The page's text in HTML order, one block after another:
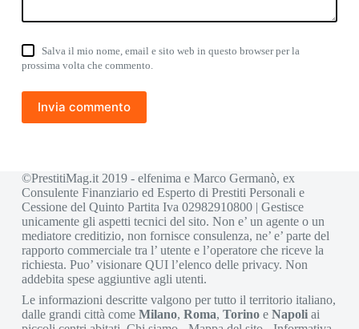
Salva il mio nome, email e sito web in questo browser per la
prossima volta che commento.
Invia commento
©PrestitiMag.it 2019 - elfenima e Marco Germanò, ex
Consulente Finanziario ed Esperto di Prestiti Personali e
Cessione del Quinto Partita Iva 02982910800 | Gestisce
unicamente gli aspetti tecnici del sito. Non e’ un agente o un
mediatore creditizio, non fornisce consulenza, ne’ e’ parte del
rapporto commerciale tra l’ utente e l’operatore che riceve la
richiesta. Puo’ visionare QUIl’elenco delle privacy. Non
addebita spese aggiuntive agli utenti.
Le informazioni descritte valgono per tutto il territorio italiano,
dalle grandi città come Milano, Roma, Torinoe Napoliai